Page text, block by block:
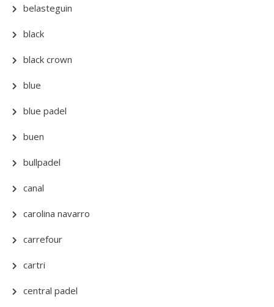
belasteguin
black
black crown
blue
blue padel
buen
bullpadel
canal
carolina navarro
carrefour
cartri
central padel